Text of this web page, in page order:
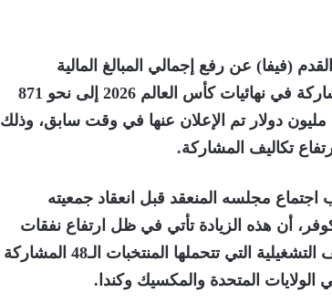
(فيفا) عن رفع إجمالي المبالغ المالية
المخصصة للمنتخبات المشاركة في نهائيات كأس العالم 2026 إلى نحو 871
مليون دولار، مقارنة بـ727 مليون دولار تم الإعلان عنها في وقت سابق، وذلك
تكاليف المشاركة.
مجلسه المنعقد قبل انعقاد جمعيته
أن هذه الزيادة تأتي في ظل ارتفاع نفقات
السفر والضرائب والتكاليف التشغيلية التي تتحملها المنتخبات الـ48 المشاركة
المتحدة والمكسيك وكندا.